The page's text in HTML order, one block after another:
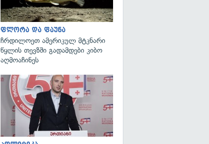
ფლორა და ფაუნა
ჩრდილოეთ ამერიკულ მტკნარი
წყლის თევზში გადამდები კიბო
აღმოაჩინეს